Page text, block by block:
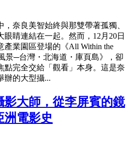
奈良美智始終與那雙帶著孤獨、
眼睛連結在一起。然而，12月20日
產業園區登場的《All Within the
景─台灣・北海道・庫頁島》，卻
點完全交給「觀看」本身。這是奈
辦的大型攝...
影大師，從李屏賓的鏡
洲電影史